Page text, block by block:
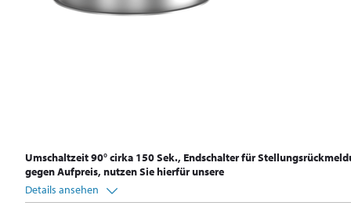
Umschaltzeit 90° cirka 150 Sek., Endschalter für
gegen Aufpreis, nutzen Sie hierfür unsere
Details ansehen